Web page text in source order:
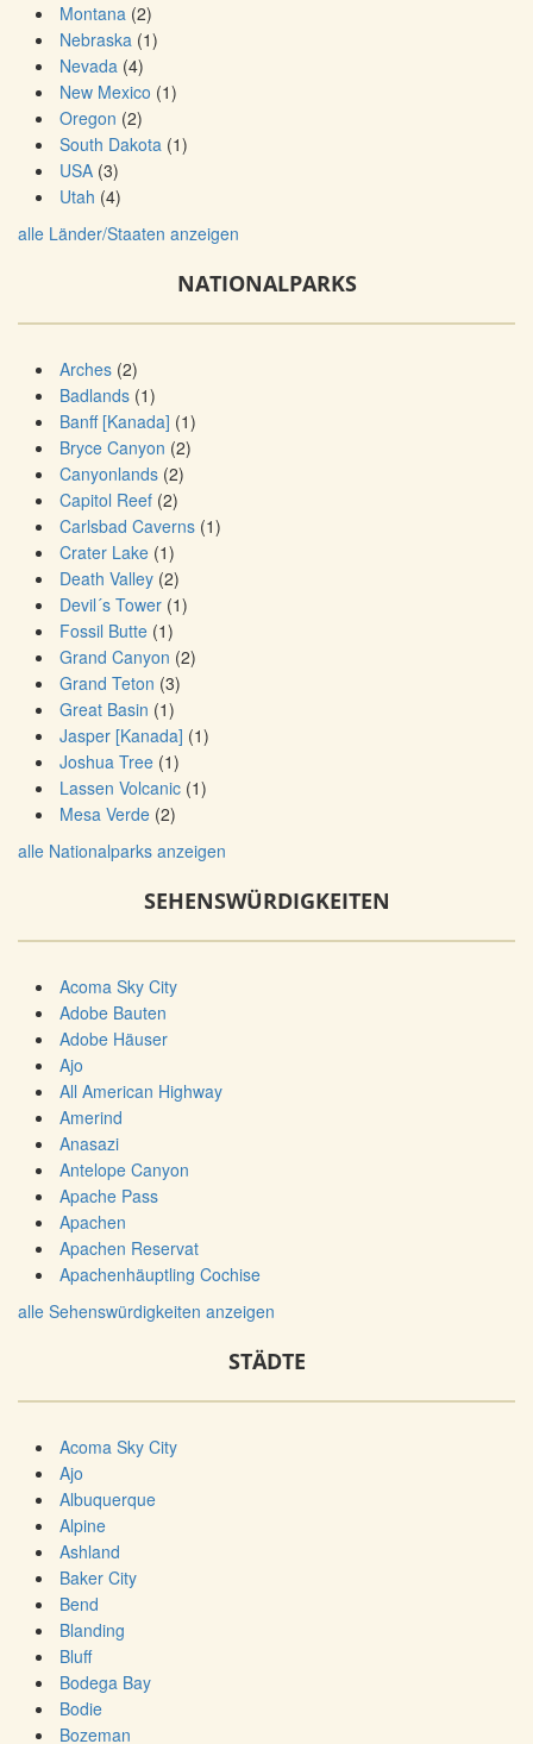
Montana (2)
Nebraska (1)
Nevada (4)
New Mexico (1)
Oregon (2)
South Dakota (1)
USA (3)
Utah (4)
alle Länder/Staaten anzeigen
NATIONALPARKS
Arches (2)
Badlands (1)
Banff [Kanada] (1)
Bryce Canyon (2)
Canyonlands (2)
Capitol Reef (2)
Carlsbad Caverns (1)
Crater Lake (1)
Death Valley (2)
Devil´s Tower (1)
Fossil Butte (1)
Grand Canyon (2)
Grand Teton (3)
Great Basin (1)
Jasper [Kanada] (1)
Joshua Tree (1)
Lassen Volcanic (1)
Mesa Verde (2)
alle Nationalparks anzeigen
SEHENSWÜRDIGKEITEN
Acoma Sky City
Adobe Bauten
Adobe Häuser
Ajo
All American Highway
Amerind
Anasazi
Antelope Canyon
Apache Pass
Apachen
Apachen Reservat
Apachenhäuptling Cochise
alle Sehenswürdigkeiten anzeigen
STÄDTE
Acoma Sky City
Ajo
Albuquerque
Alpine
Ashland
Baker City
Bend
Blanding
Bluff
Bodega Bay
Bodie
Bozeman